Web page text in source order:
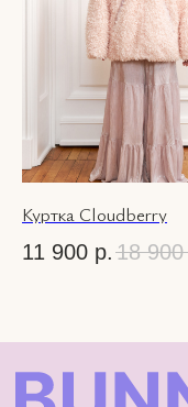
Куртка Cloudberry
11 900 р. 18 900
Instagram — проект Meta
Platforms Inc.,
деятельность которой в
России запрещена.
© 2026 Bunny-
Poem.com